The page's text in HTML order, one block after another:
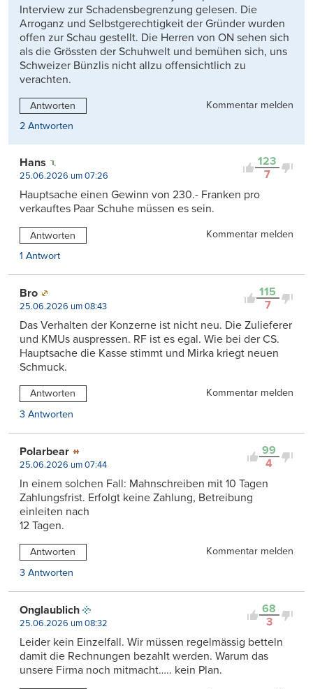
Interview zur Schadensbegrenzung gelesen. Die
Arroganz und Selbstgerechtigkeit der Gründer wurden
offen zur Schau gestellt. Die Herren von ON sehen sich
als die Grössten der Schuhwelt und bemühen sich, uns
Schweizer Bünzlis nicht allzu offensichtlich zu
verachten.
Antworten
Kommentar melden
2 Antworten
123
7
Hans
25.06.2026 um 07:26
Hauptsache einen Gewinn von 230.- Franken pro
verkauftes Paar Schuhe müssen es sein.
Antworten
Kommentar melden
1 Antwort
115
7
Bro
25.06.2026 um 08:43
Das Verhalten der Konzerne ist nicht neu. Die Zulieferer
und KMUs auspressen. RF ist es egal. Wie bei der CS.
Hauptsache die Kasse stimmt und Mirka kriegt neuen
Schmuck.
Antworten
Kommentar melden
3 Antworten
99
4
Polarbear
25.06.2026 um 07:44
In einem solchen Fall: Mahnschreiben mit 10 Tagen
Zahlungsfrist. Erfolgt keine Zahlung, Betreibung
einleiten nach
12 Tagen.
Antworten
Kommentar melden
3 Antworten
68
3
Onglaublich
25.06.2026 um 08:32
Leider kein Einzelfall. Wir müssen regelmässig betteln
damit die Rechnungen bezahlt werden. Warum das
unsere Firma noch mitmacht….. kein Plan.